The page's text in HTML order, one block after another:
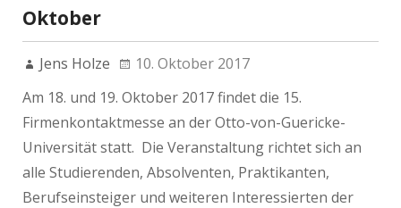
Oktober
Jens Holze
10. Oktober 2017
Am 18. und 19. Oktober 2017 findet die 15.
Firmenkontaktmesse an der Otto-von-Guericke-
Universität statt. Die Veranstaltung richtet sich an
alle Studierenden, Absolventen, Praktikanten,
Berufseinsteiger und weiteren Interessierten der